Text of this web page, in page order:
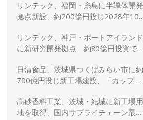
リンテック、福岡・糸島に半導体開発
拠点新設、約200億円投じ2028年10
リンテック、神戸・ポートアイランド
に新研究開発拠点 約80億円投資で新
日清食品、茨城県つくばみらい市に約
700億円投じ新工場建設、「カップヌ
高砂香料工業、茨城・結城に新工場用
地を取得、国内サプライチェーン最適